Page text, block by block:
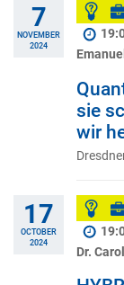
7
NOVEMBER
2024
sie
wir
17
OCTOBER
2024
Dr.